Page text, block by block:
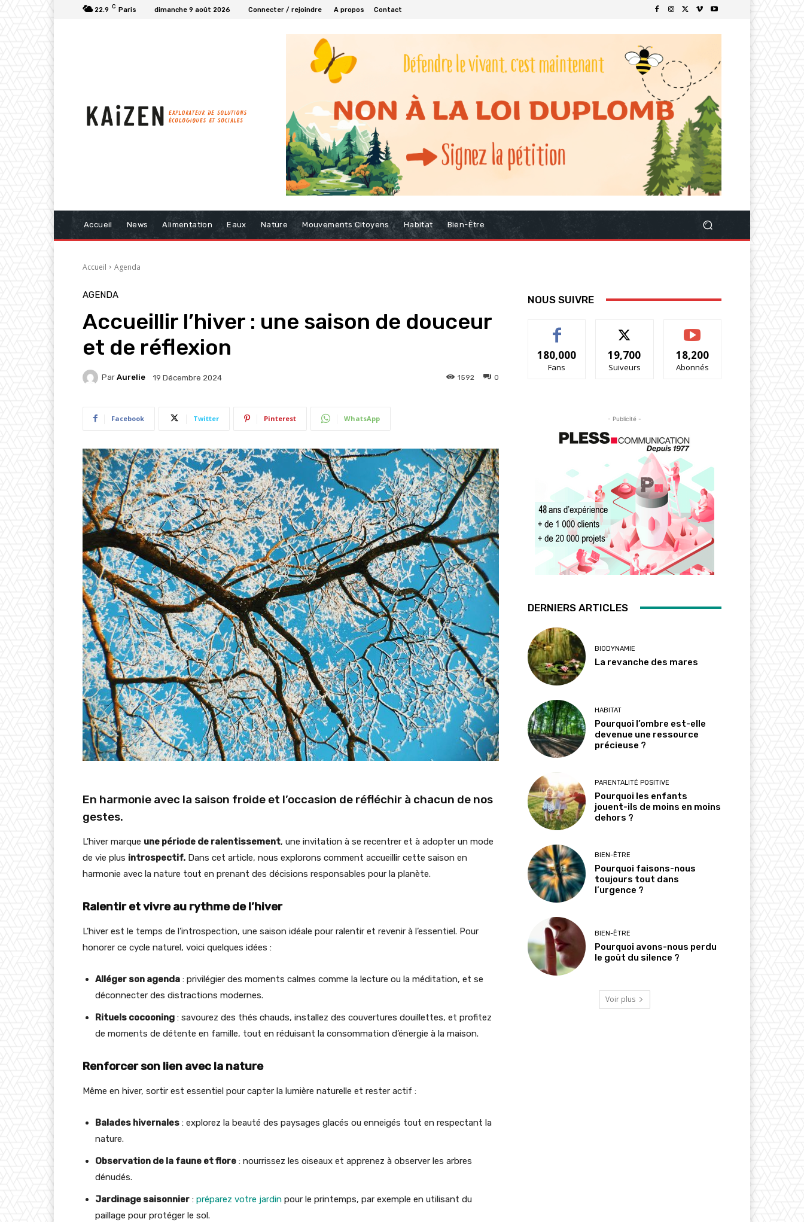
22.9 C Paris dimanche 9 août 2026 Connecter / rejoindre A propos Contact
Accueil News Alimentation Eaux Nature Mouvements Citoyens Habitat Bien-Être
Accueil Agenda
AGENDA
Accueillir l’hiver : une saison de douceur
et de réflexion
Par Aurelie 19 Décembre 2024 0
1592
Facebook Twitter Pinterest WhatsApp
En harmonie avec la saison froide et l’occasion de réfléchir à chacun de nos
gestes.
L’hiver marque une période de ralentissement, une invitation à se recentrer et à adopter un mode
de vie plus introspectif. Dans cet article, nous explorons comment accueillir cette saison en
harmonie avec la nature tout en prenant des décisions responsables pour la planète.
Ralentir et vivre au rythme de l’hiver
L’hiver est le temps de l’introspection, une saison idéale pour ralentir et revenir à l’essentiel. Pour
honorer ce cycle naturel, voici quelques idées :
Alléger son agenda : privilégier des moments calmes comme la lecture ou la méditation, et se
déconnecter des distractions modernes.
Rituels cocooning : savourez des thés chauds, installez des couvertures douillettes, et profitez
de moments de détente en famille, tout en réduisant la consommation d’énergie à la maison.
Renforcer son lien avec la nature
Même en hiver, sortir est essentiel pour capter la lumière naturelle et rester actif :
Balades hivernales : explorez la beauté des paysages glacés ou enneigés tout en respectant la
nature.
Observation de la faune et flore : nourrissez les oiseaux et apprenez à observer les arbres
dénudés.
Jardinage saisonnier : préparez votre jardin pour le printemps, par exemple en utilisant du
paillage pour protéger le sol.
NOUS SUIVRE
180,000
Fans
19,700
Suiveurs
18,200
Abonnés
- Publicité -
DERNIERS ARTICLES
BIODYNAMIE
La revanche des mares
HABITAT
Pourquoi l’ombre est-elle
devenue une ressource
précieuse ?
PARENTALITÉ POSITIVE
Pourquoi les enfants
jouent-ils de moins en moins
dehors ?
BIEN-ÊTRE
Pourquoi faisons-nous
toujours tout dans
l’urgence ?
BIEN-ÊTRE
Pourquoi avons-nous perdu
le goût du silence ?
Voir plus